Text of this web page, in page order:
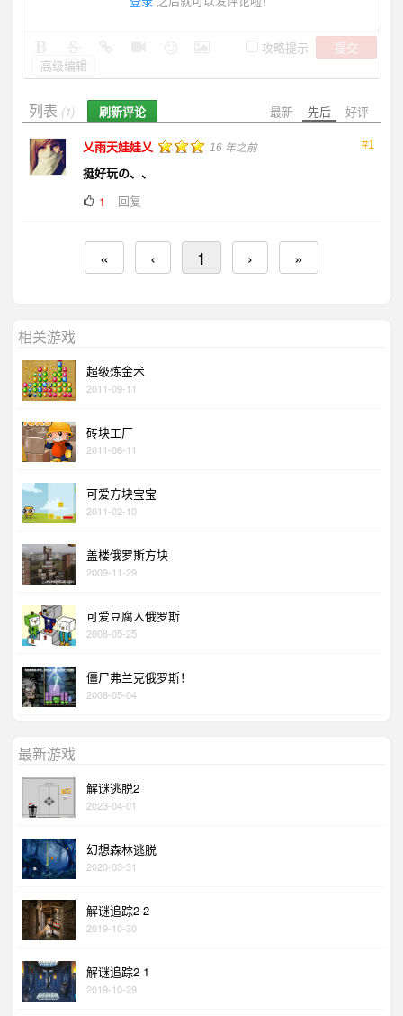
攻略提示
提交
高级编辑
最新 先后 好评
列表 (1) 刷新评论
#1
乂雨天娃娃乂 16 年之前
挺好玩の、、
1
回复
« ‹ 1 › »
相关游戏
超级炼金术
2011-09-11
砖块工厂
2011-06-11
可爱方块宝宝
2011-02-10
盖楼俄罗斯方块
2009-11-29
可爱豆腐人俄罗斯
2008-05-25
僵尸弗兰克俄罗斯！
2008-05-04
最新游戏
解谜逃脱2
2023-04-01
幻想森林逃脱
2020-03-31
解谜追踪2 2
2019-10-30
解谜追踪2 1
2019-10-29